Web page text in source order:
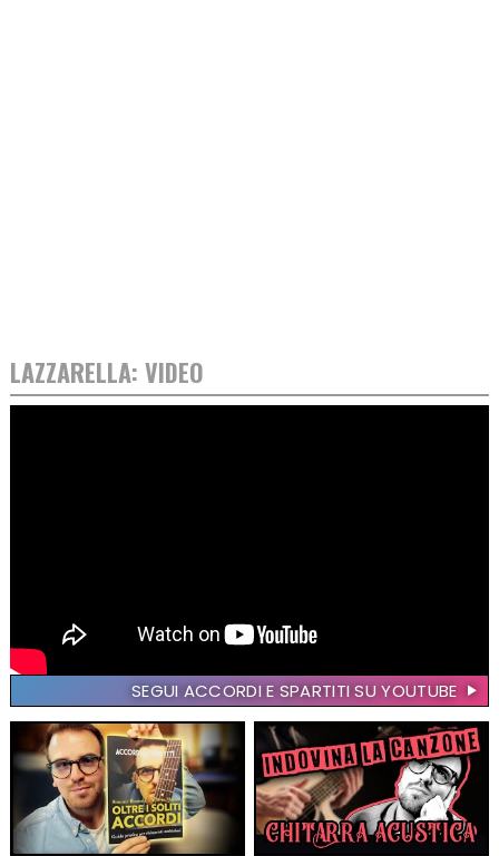
LAZZARELLA: VIDEO
SEGUI ACCORDI E SPARTITI SU YOUTUBE